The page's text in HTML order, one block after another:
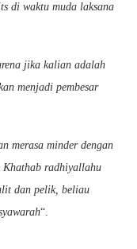
di waktu muda laksana
jika kalian adalah
menjadi pembesar
merasa minder dengan
Khathab radhiyallahu
dan pelik, beliau
“.